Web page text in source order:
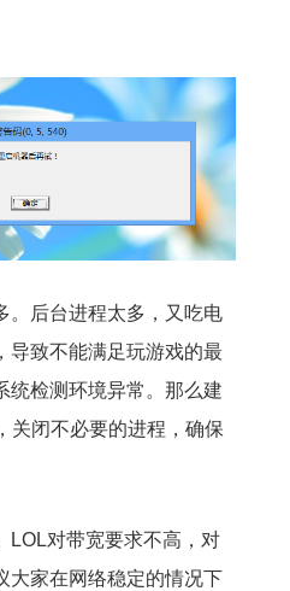
。后台进程太多，又吃电
导致不能满足玩游戏的最
统检测环境异常。那么建
关闭不必要的进程，确保
LOL对带宽要求不高，对
大家在网络稳定的情况下